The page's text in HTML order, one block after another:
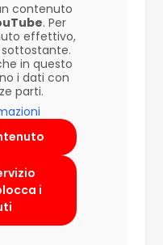
contenuto
. Per
effettivo,
in questo
i dati con
parti.
i